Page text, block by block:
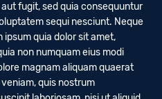
fugit, sed quia consequuntur
sequi nesciunt. Neque
ipsum quia dolor sit amet,
non numquam eius modi
magnam aliquam quaerat
quis nostrum